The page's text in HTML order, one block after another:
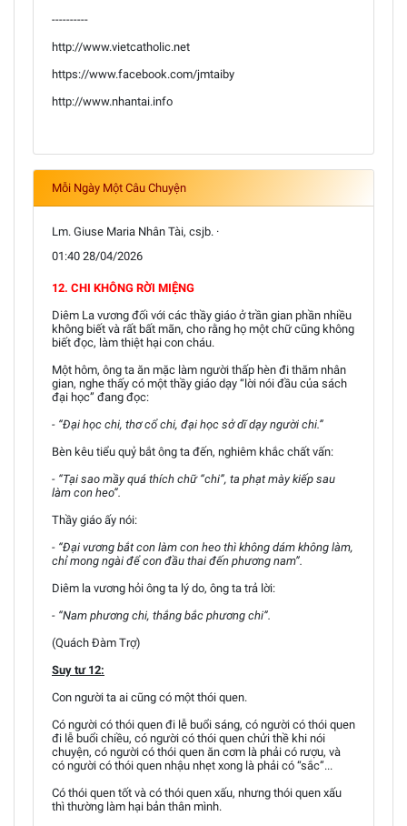
----------
http://www.vietcatholic.net
https://www.facebook.com/jmtaiby
http://www.nhantai.info
Mỗi Ngày Một Câu Chuyện
Lm. Giuse Maria Nhân Tài, csjb. ·
01:40 28/04/2026
12. CHI KHÔNG RỜI MIỆNG
Diêm La vương đối với các thầy giáo ở trần gian phần nhiều
không biết và rất bất mãn, cho rằng họ một chữ cũng không
biết đọc, làm thiệt hại con cháu.
Một hôm, ông ta ăn mặc làm người thấp hèn đi thăm nhân
gian, nghe thấy có một thầy giáo dạy “lời nói đầu của sách
đại học” đang đọc:
- “Đại học chi, thơ cổ chi, đại học sở dĩ dạy người chi.”
Bèn kêu tiểu quỷ bắt ông ta đến, nghiêm khắc chất vấn:
- “Tại sao mầy quá thích chữ “chi”, ta phạt mày kiếp sau
làm con heo”.
Thầy giáo ấy nói:
- “Đại vương bắt con làm con heo thì không dám không làm,
chỉ mong ngài để con đầu thai đến phương nam”.
Diêm la vương hỏi ông ta lý do, ông ta trả lời:
- “Nam phương chi, thắng bắc phương chi”.
(Quách Đàm Trợ)
Suy tư 12:
Con người ta ai cũng có một thói quen.
Có người có thói quen đi lễ buổi sáng, có người có thói quen
đi lễ buổi chiều, có người có thói quen chửi thề khi nói
chuyện, có người có thói quen ăn cơm là phải có rượu, và
có người có thói quen nhậu nhẹt xong là phải có “sắc”...
Có thói quen tốt và có thói quen xấu, nhưng thói quen xấu
thì thường làm hại bản thân mình.